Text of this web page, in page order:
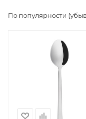
По популярности